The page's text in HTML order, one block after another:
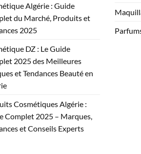
Algérie : Guide
du Marché, Produits et
2025
DZ : Le Guide
2025 des Meilleures
et Tendances Beauté en
Cosmétiques Algérie :
Complet 2025 – Marques,
et Conseils Experts